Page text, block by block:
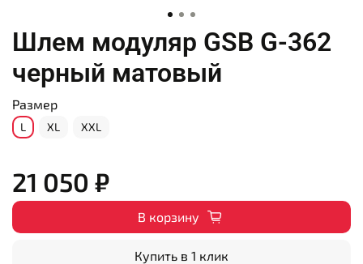
Шлем модуляр GSB G-362
черный матовый
Размер
L XL XXL
21 050 ₽
В корзину
Купить в 1 клик